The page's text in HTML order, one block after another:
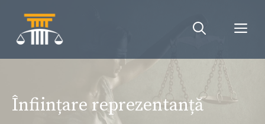
conținut
Înființare reprezentanță